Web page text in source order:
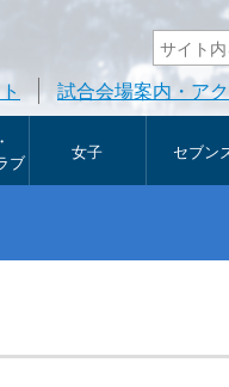
試合会場案内・ア
ブ
女子 セブン